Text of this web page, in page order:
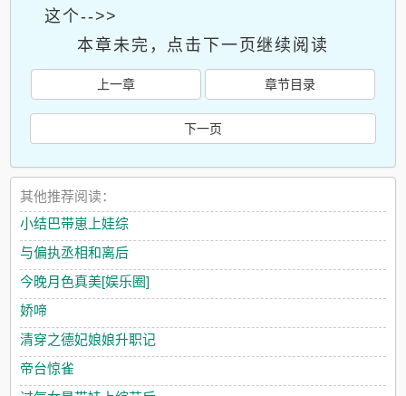
这个-->>
本章未完，点击下一页继续阅读
上一章 章节目录
下一页
其他推荐阅读：
小结巴带崽上娃综
与偏执丞相和离后
今晚月色真美[娱乐圈]
娇啼
清穿之德妃娘娘升职记
帝台惊雀